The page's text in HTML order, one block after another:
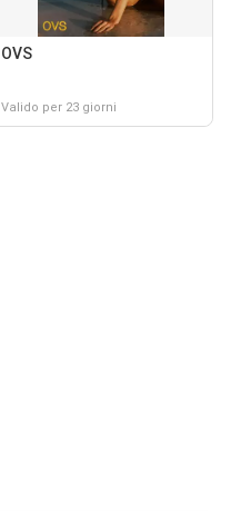
OVS
Valido per 23 giorni